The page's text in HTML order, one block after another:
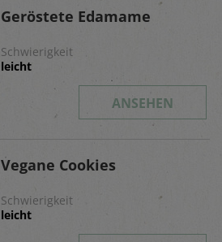
Geröstete Edamame
Schwierigkeit
leicht
ANSEHEN
Vegane Cookies
Schwierigkeit
leicht